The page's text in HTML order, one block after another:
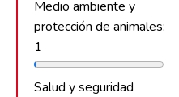
Medio ambiente y
protección de animales:
1
Salud y seguridad